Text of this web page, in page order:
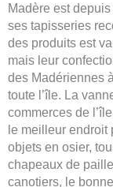
Madère est
ses tapisseries
des produits est
mais leur
des Madériennes
toute l’île. La
commerces de
le meilleur
objets en osier,
chapeaux de
canotiers, le